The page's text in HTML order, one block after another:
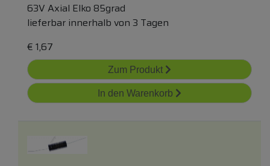
63V Axial Elko 85grad
lieferbar innerhalb von 3 Tagen
€ 1,67
Zum Produkt
In den Warenkorb